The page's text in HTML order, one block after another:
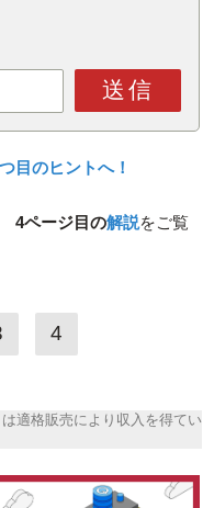
送信
目のヒントへ！
4ページ目の解説をご覧
4
適格販売により収入を得てい